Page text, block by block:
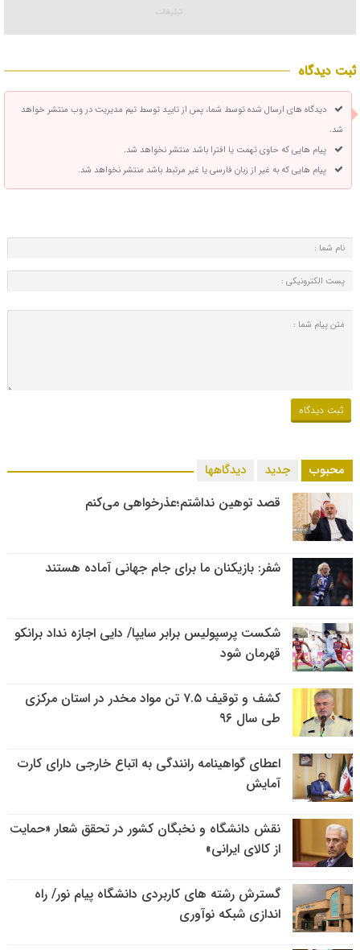
ثبت دیدگاه
دیدگاه های ارسال شده توسط شما، پس از تایید توسط تیم مدیریت در وب منتشر خواهد
شد.
پیام هایی که حاوی تهمت یا افترا باشد منتشر نخواهد شد.
پیام هایی که به غیر از زبان فارسی یا غیر مرتبط باشد منتشر نخواهد شد.
محبوب جدید دیدگاهها
قصد توهین نداشتم؛عذرخواهی می‌کنم
شفر: بازیکنان ما برای جام جهانی آماده هستند
شکست پرسپولیس برابر سایپا/ دایی اجازه نداد برانکو
قهرمان شود
کشف و توقیف ۷.۵ تن مواد مخدر در استان مرکزی
طی سال ۹۶
اعطای گواهینامه رانندگی به اتباع خارجی دارای کارت
آمایش
نقش دانشگاه و نخبگان کشور در تحقق شعار «حمایت
از کالای ایرانی»
گسترش رشته های کاربردی دانشگاه پیام نور/ راه
اندازی شبکه نوآوری